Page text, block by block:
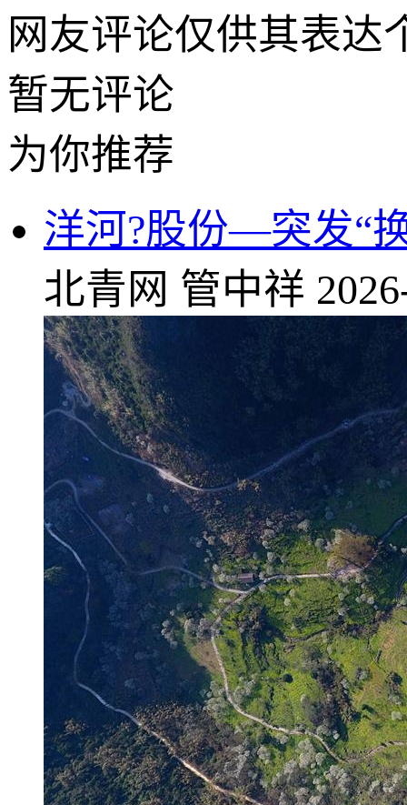
网友评论仅供其表达
暂无评论
为你推荐
洋河?股份—突发“
北青网 管中祥